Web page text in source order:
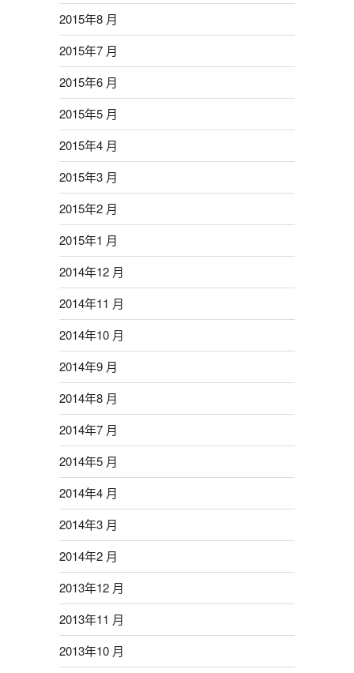
2015年8 月
2015年7 月
2015年6 月
2015年5 月
2015年4 月
2015年3 月
2015年2 月
2015年1 月
2014年12 月
2014年11 月
2014年10 月
2014年9 月
2014年8 月
2014年7 月
2014年5 月
2014年4 月
2014年3 月
2014年2 月
2013年12 月
2013年11 月
2013年10 月